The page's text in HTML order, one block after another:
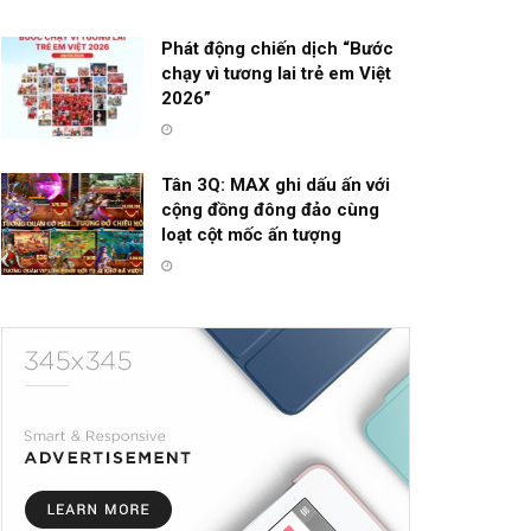
Phát động chiến dịch “Bước
chạy vì tương lai trẻ em Việt
2026”
Tân 3Q: MAX ghi dấu ấn với
cộng đồng đông đảo cùng
loạt cột mốc ấn tượng